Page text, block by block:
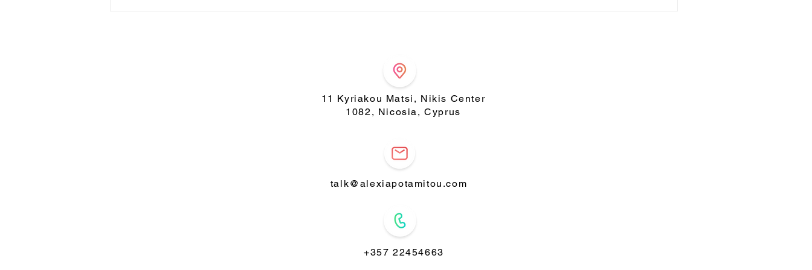
11 Kyriakou Matsi, Nikis Center
1082, Nicosia, Cyprus
talk@alexiapotamitou.com
+357 22454663